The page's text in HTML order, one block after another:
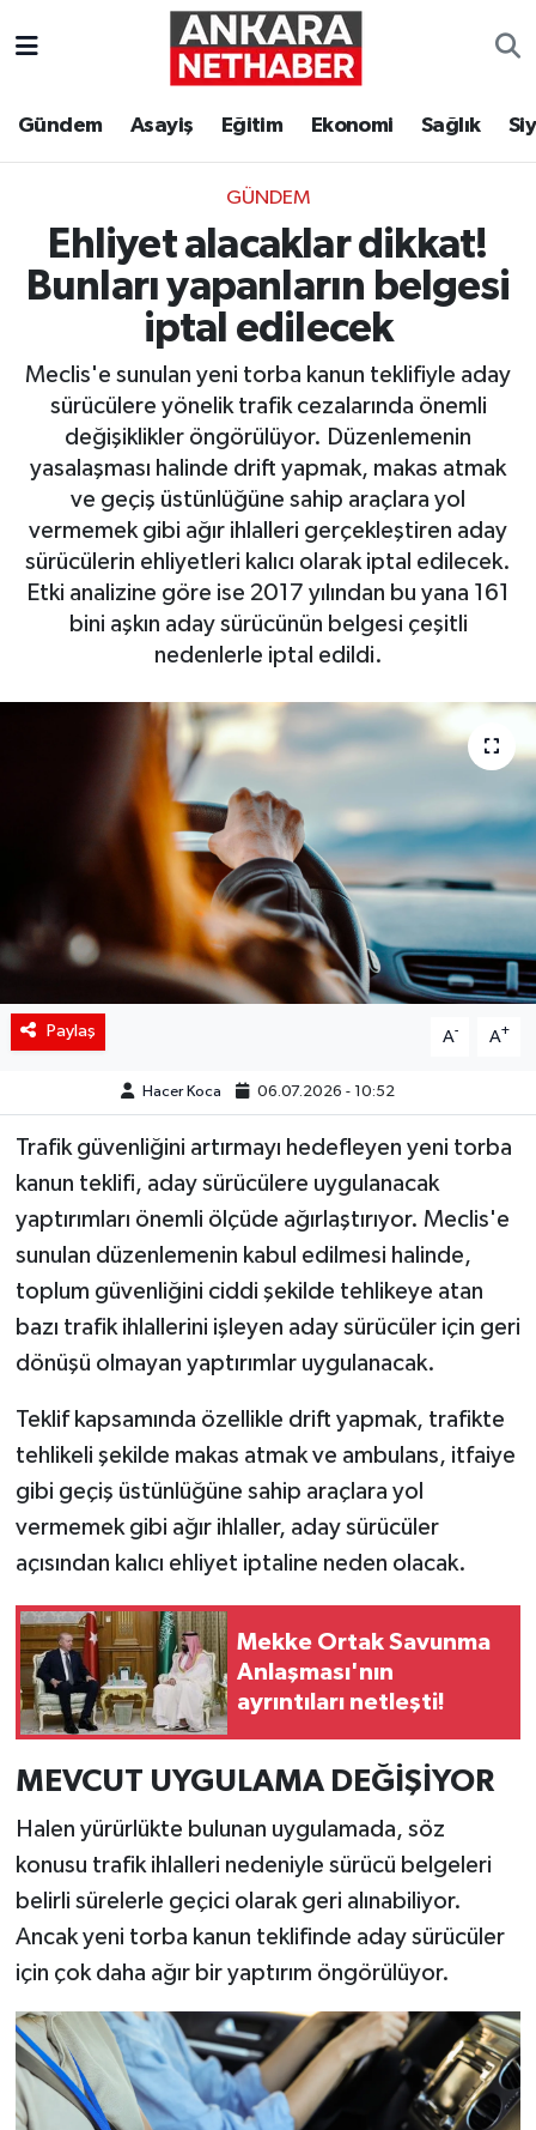
Gündem Asayiş Eğitim Ekonomi Sağlık
GÜNDEM
Ehliyet alacaklar dikkat!
Bunları yapanların belgesi
iptal edilecek
Meclis'e sunulan yeni torba kanun teklifiyle aday
sürücülere yönelik trafik cezalarında önemli
değişiklikler öngörülüyor. Düzenlemenin
yasalaşması halinde drift yapmak, makas atmak
ve geçiş üstünlüğüne sahip araçlara yol
vermemek gibi ağır ihlalleri gerçekleştiren aday
sürücülerin ehliyetleri kalıcı olarak iptal edilecek.
Etki analizine göre ise 2017 yılından bu yana 161
bini aşkın aday sürücünün belgesi çeşitli
nedenlerle iptal edildi.
Paylaş A- A+
Hacer Koca 06.07.2026 - 10:52
Trafik güvenliğini artırmayı hedefleyen yeni torba
kanun teklifi, aday sürücülere uygulanacak
yaptırımları önemli ölçüde ağırlaştırıyor. Meclis'e
sunulan düzenlemenin kabul edilmesi halinde,
toplum güvenliğini ciddi şekilde tehlikeye atan
bazı trafik ihlallerini işleyen aday sürücüler için geri
dönüşü olmayan yaptırımlar uygulanacak.
Teklif kapsamında özellikle drift yapmak, trafikte
tehlikeli şekilde makas atmak ve ambulans, itfaiye
gibi geçiş üstünlüğüne sahip araçlara yol
vermemek gibi ağır ihlaller, aday sürücüler
açısından kalıcı ehliyet iptaline neden olacak.
Mekke Ortak Savunma
Anlaşması'nın
ayrıntıları netleşti!
MEVCUT UYGULAMA DEĞİŞİYOR
Halen yürürlükte bulunan uygulamada, söz
konusu trafik ihlalleri nedeniyle sürücü belgeleri
belirli sürelerle geçici olarak geri alınabiliyor.
Ancak yeni torba kanun teklifinde aday sürücüler
için çok daha ağır bir yaptırım öngörülüyor.
Ekonomi
Kim Kimdir Nereli
Resmi İlanlar
Sağlık
Siyaset
Teknoloji
Ankara Hava Durumu
Tüm Manşetler
Son Dakika Haberleri
Haber Arşivi